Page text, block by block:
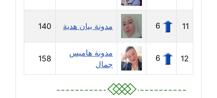
مدونة آيه ابو زهرة
عاملة
مدونة آية الدرديري
عاملة
مدونة آيه الغمري
11
6 مدونة بيان هدية 140
12
6
مدونة هاميس
جمال
158